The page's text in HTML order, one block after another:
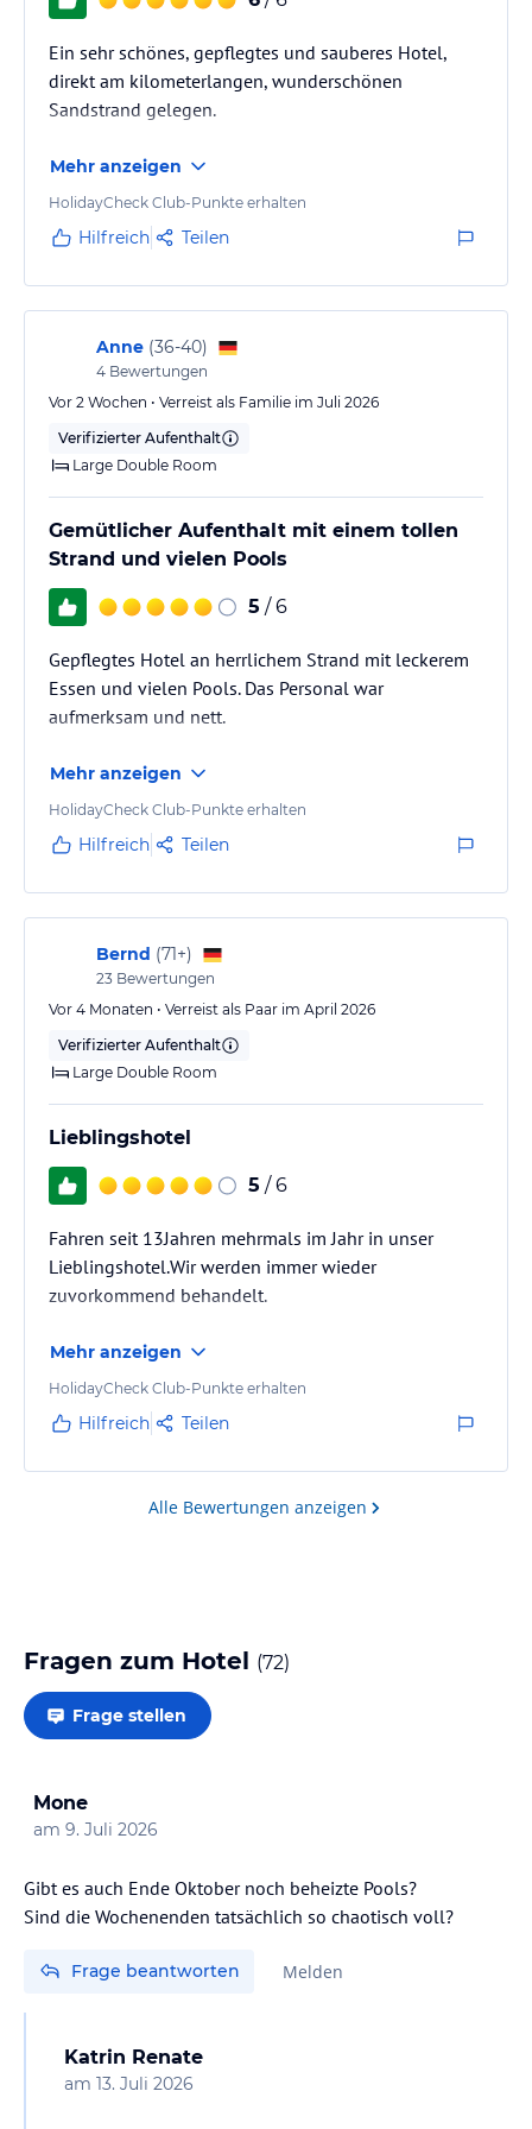
sogar eine Diskothek zu finden.
Sonstige Einrichtungen und Services
Diese Unterkunft besitzt klimatisierte Hotelzimmer. Im Gebäude
gibt es gebührenfreies Internet. Eine Bar, ein Restaurant sowie ein
Hotel verfügt über einen Friseur-/Schönheitssalon und einen
Geschenkeladen. Der Service beinhaltet einen Wäscheservice.
Hinweis: Allgemeine und unverbindliche
ohne Gewähr und ohne Prüfung durch HolidayCheck. Bitte
lies vor der Buchung die verbindlichen Angebotsdetailsdes
jeweiligen Veranstalters.
Ein sehr schönes, gepflegtes und sauberes Hotel,
direkt am kilometerlangen, wunderschönen
Sandstrand gelegen.
Mehr anzeigen
HolidayCheck Club-Punkte erhalten
Hilfreich Teilen
Anne (36-40)
4 Bewertungen
Vor 2 Wochen • Verreist als Familie im Juli 2026
Verifizierter Aufenthalt
Large Double Room
Gemütlicher Aufenthalt mit einem tollen
Strand und vielen Pools
5 / 6
Gepflegtes Hotel an herrlichem Strand mit leckerem
Essen und vielen Pools. Das Personal war
aufmerksam und nett.
Mehr anzeigen
HolidayCheck Club-Punkte erhalten
Hilfreich Teilen
Bernd (71+)
23 Bewertungen
Vor 4 Monaten • Verreist als Paar im April 2026
Verifizierter Aufenthalt
Large Double Room
Lieblingshotel
5 / 6
Fahren seit 13Jahren mehrmals im Jahr in unser
Lieblingshotel.Wir werden immer wieder
zuvorkommend behandelt.
Mehr anzeigen
HolidayCheck Club-Punkte erhalten
Hilfreich Teilen
Alle Bewertungen anzeigen
Fragen zum Hotel (72)
Frage stellen
Mone
am 9. Juli 2026
Gibt es auch Ende Oktober noch beheizte Pools?
Sind die Wochenenden tatsächlich so chaotisch voll?
Frage beantworten Melden
Katrin Renate
am 13. Juli 2026